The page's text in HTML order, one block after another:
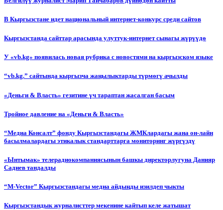
В Кыргызстане идет национальный интернет-конкурс среди сайтов
Кыргызстанда сайттар арасында улуттук-интернет сынагы жүрүүдө
У «vb.kg» появилась новая рубрика с новостями на кыргызском языке
“vb.kg.” сайтында кыргызча жаңылыктарды түрмөгү ачылды
«Деньги & Власть» гезитине үч тараптан жасалган басым
Тройное давление на «Деньги & Власть»
“Медиа Консалт” фонду Кыргызстандагы ЖМКлардагы жана он-лайн
басылмалардагы этикалык стандарттарга мониторинг жүргүздү
«Ынтымак» телерадиокомпаниясынын башкы директорлугуна Данияр
Садиев тандалды
“М-Vector” Кыргызстандагы медиа айдыңды изилдеп чыкты
Кыргызстандык журналисттер мекенине кайтып келе жатышат